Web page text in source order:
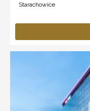
Starachowice